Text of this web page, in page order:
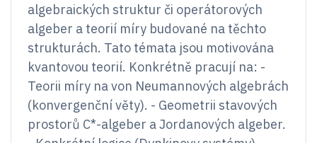
algebraických struktur či operátorových
algeber a teorií míry budované na těchto
strukturách. Tato témata jsou motivována
kvantovou teorií. Konkrétně pracují na: -
Teorii míry na von Neumannových algebrách
(konvergenční věty). - Geometrii stavových
prostorů C*-algeber a Jordanových algeber.